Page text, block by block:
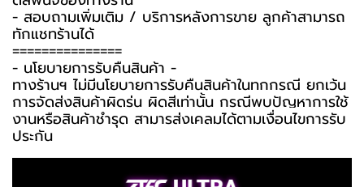
- สอบถามเพิ่มเติม / บริการหลังการขาย ลูกค้าสามารถ
ทักแชทร้านได้
===============
-️ นโยบายการรับคืนสินค้า -️
ทางร้านฯ ไม่มีนโยบายการรับคืนสินค้าในทุกกรณี ยกเว้น
การจัดส่งสินค้าผิดรุ่น ผิดสีเท่านั้น กรณีพบปัญหาการใช้
งานหรือสินค้าชำรุด สามารส่งเคลมได้ตามเงื่อนไขการรับ
ประกัน